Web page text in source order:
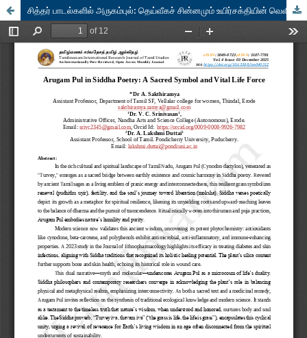
சித்தர் பாடல்களில் அருகம்புல்: தெய்வீகச் சின்னமும் உயிர்சக்தியின் வெளிப்பாடும்